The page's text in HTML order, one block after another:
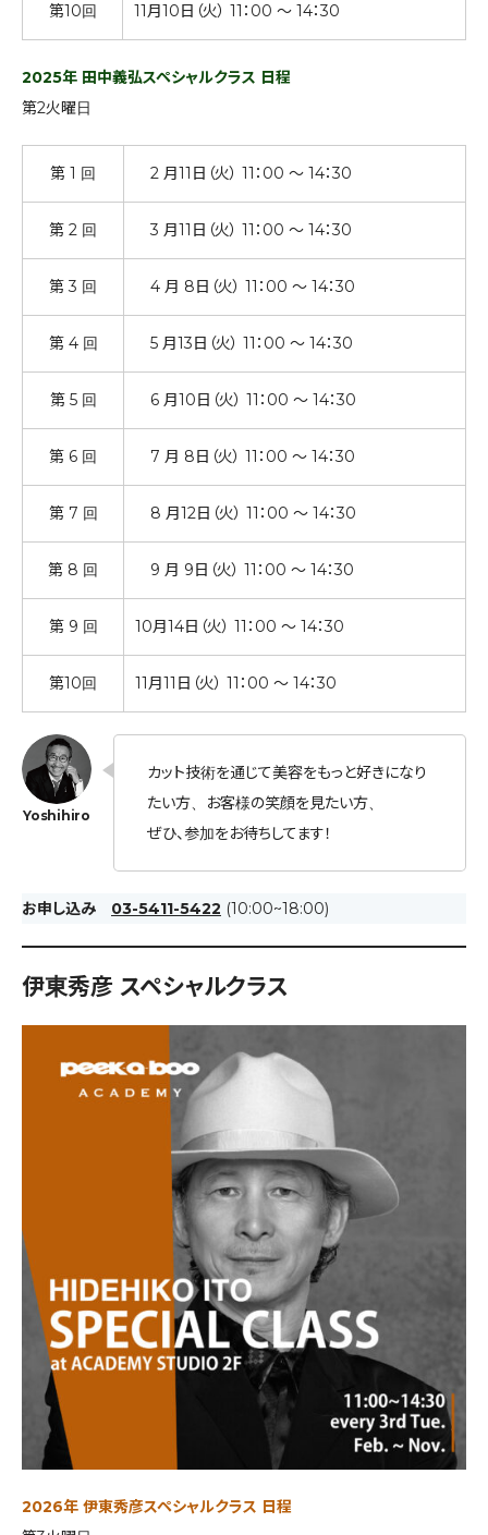
第10回 11月10日（火） 11：00 ～ 14：30
2025年 田中義弘スペシャルクラス 日程
第2火曜日
第 1 回 2 月11日（火） 11：00 ～ 14：30
第 2 回 3 月11日（火） 11：00 ～ 14：30
第 3 回 4 月 8日（火） 11：00 ～ 14：30
第 4 回 5 月13日（火） 11：00 ～ 14：30
第 5 回 6 月10日（火） 11：00 ～ 14：30
第 6 回 7 月 8日（火） 11：00 ～ 14：30
第 7 回 8 月12日（火） 11：00 ～ 14：30
第 8 回 9 月 9日（火） 11：00 ～ 14：30
第 9 回 10月14日（火） 11：00 ～ 14：30
第10回 11月11日（火） 11：00 ～ 14：30
カット技術を通じて美容をもっと好きになり
たい方、お客様の笑顔を見たい方、
ぜひ、参加をお待ちしてます！
お申し込み 03-5411-5422 (10:00~18:00)
伊東秀彦 スペシャルクラス
2026年 伊東秀彦スペシャルクラス 日程